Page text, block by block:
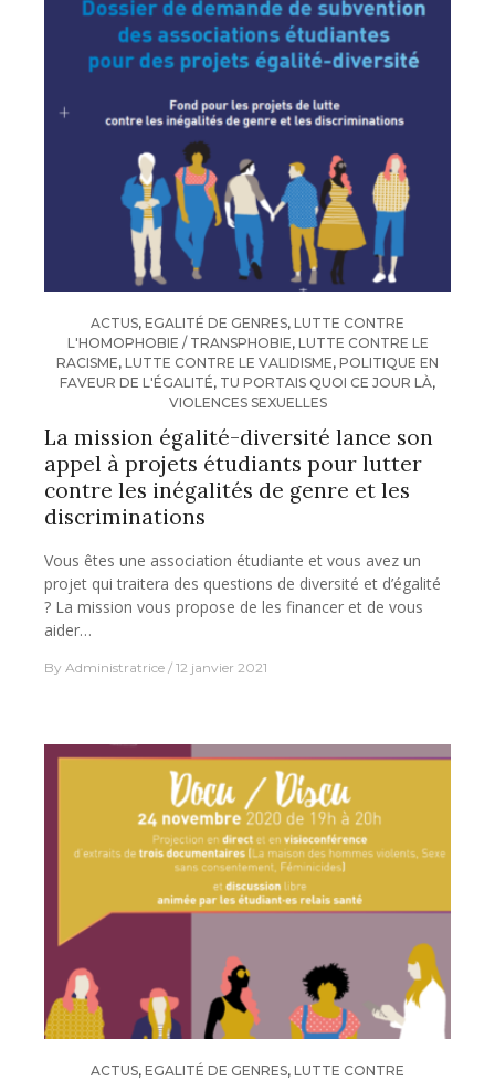
ACTUS, EGALITÉ DE GENRES, LUTTE CONTRE
L'HOMOPHOBIE / TRANSPHOBIE, LUTTE CONTRE LE
RACISME, LUTTE CONTRE LE VALIDISME, POLITIQUE EN
FAVEUR DE L'ÉGALITÉ, TU PORTAIS QUOI CE JOUR LÀ,
VIOLENCES SEXUELLES
La mission égalité-diversité lance son
appel à projets étudiants pour lutter
contre les inégalités de genre et les
discriminations
Vous êtes une association étudiante et vous avez un
projet qui traitera des questions de diversité et d’égalité
? La mission vous propose de les financer et de vous
aider…
By Administratrice 12 janvier 2021
ACTUS, EGALITÉ DE GENRES, LUTTE CONTRE